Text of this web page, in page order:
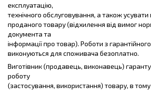
експлуатацію,
технічного обслуговування, а також усувати
проданого товару (відхилення від вимог
документа та
інформації про товар). Роботи з
виконуються для споживача безоплатно.
Виготівник (продавець, виконавець)
роботу
(застосування, використання) товару, в тому